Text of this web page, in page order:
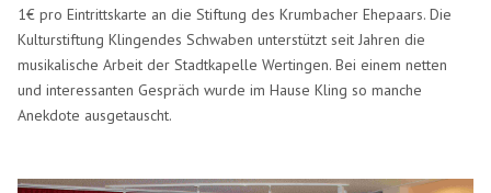
1€ pro Eintrittskarte an die Stiftung des Krumbacher Ehepaars. Die
Kulturstiftung Klingendes Schwaben unterstützt seit Jahren die
musikalische Arbeit der Stadtkapelle Wertingen. Bei einem netten
und interessanten Gespräch wurde im Hause Kling so manche
Anekdote ausgetauscht.